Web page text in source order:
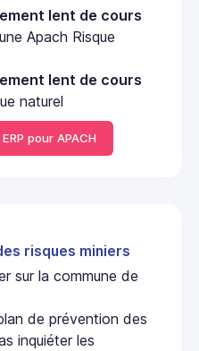
lent de cours
Apach Risque
lent de cours
naturel
pour APACH
risques miniers
sur la commune de
de prévention des
inquiéter les